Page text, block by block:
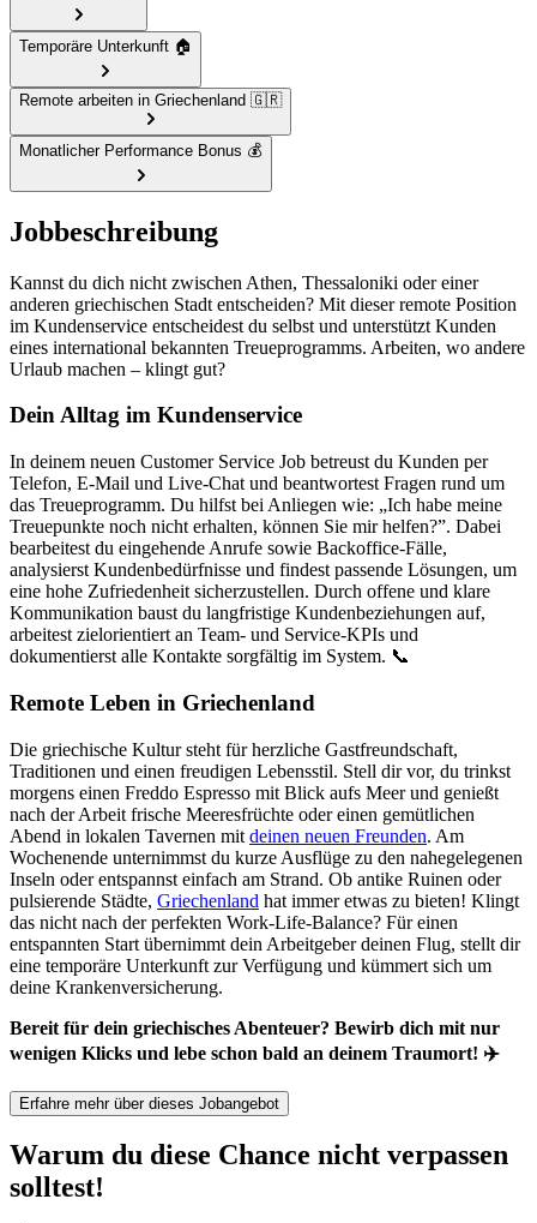
Temporäre Unterkunft 🏠
Remote arbeiten in Griechenland 🇬🇷
Monatlicher Performance Bonus 💰
Jobbeschreibung
Kannst du dich nicht zwischen Athen, Thessaloniki oder einer
anderen griechischen Stadt entscheiden? Mit dieser remote Position
im Kundenservice entscheidest du selbst und unterstützt Kunden
eines international bekannten Treueprogramms. Arbeiten, wo andere
Urlaub machen – klingt gut?
Dein Alltag im Kundenservice
In deinem neuen Customer Service Job betreust du Kunden per
Telefon, E-Mail und Live-Chat und beantwortest Fragen rund um
das Treueprogramm. Du hilfst bei Anliegen wie: „Ich habe meine
Treuepunkte noch nicht erhalten, können Sie mir helfen?”. Dabei
bearbeitest du eingehende Anrufe sowie Backoffice-Fälle,
analysierst Kundenbedürfnisse und findest passende Lösungen, um
eine hohe Zufriedenheit sicherzustellen. Durch offene und klare
Kommunikation baust du langfristige Kundenbeziehungen auf,
arbeitest zielorientiert an Team- und Service-KPIs und
dokumentierst alle Kontakte sorgfältig im System. 📞
Remote Leben in Griechenland
Die griechische Kultur steht für herzliche Gastfreundschaft,
Traditionen und einen freudigen Lebensstil. Stell dir vor, du trinkst
morgens einen Freddo Espresso mit Blick aufs Meer und genießt
nach der Arbeit frische Meeresfrüchte oder einen gemütlichen
Abend in lokalen Tavernen mit deinen neuen Freunden. Am
Wochenende unternimmst du kurze Ausflüge zu den nahegelegenen
Inseln oder entspannst einfach am Strand. Ob antike Ruinen oder
pulsierende Städte, Griechenland hat immer etwas zu bieten! Klingt
das nicht nach der perfekten Work-Life-Balance? Für einen
entspannten Start übernimmt dein Arbeitgeber deinen Flug, stellt dir
eine temporäre Unterkunft zur Verfügung und kümmert sich um
deine Krankenversicherung.
Bereit für dein griechisches Abenteuer? Bewirb dich mit nur
wenigen Klicks und lebe schon bald an deinem Traumort! ✈️
Erfahre mehr über dieses Jobangebot
Warum du diese Chance nicht verpassen
solltest!